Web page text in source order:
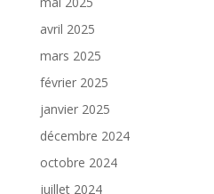
avril 2025
mars 2025
février 2025
janvier 2025
décembre 2024
octobre 2024
juillet 2024